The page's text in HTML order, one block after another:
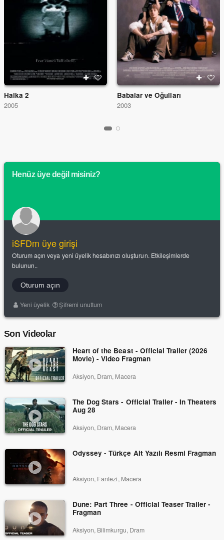
Halka 2
2005
Babalar ve Oğulları
2003
Henüz üye değil misiniz?
iSFDm üye girişi
Oturum açın veya yeni üyelik hesabınızı oluşturun. Etkileşimlerde
bulunun..
Oturum açın
Yeni üyelik Şifremi unuttum
Son Videolar
Heart of the Beast - Official Trailer (2026
Movie) - Video Fragman
Aksiyon, Dram, Macera
The Dog Stars - Official Trailer - In Theaters
Aug 28
Aksiyon, Dram, Macera
Odyssey - Türkçe Alt Yazılı Resmi Fragman
Aksiyon, Fantezi, Macera
Dune: Part Three - Official Teaser Trailer -
Fragman
Aksiyon, Bilimkurgu, Dram